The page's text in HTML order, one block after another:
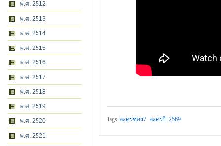
พ.ศ. 2512
พ.ศ. 2513
พ.ศ. 2514
พ.ศ. 2515
พ.ศ. 2516
พ.ศ. 2517
พ.ศ. 2518
พ.ศ. 2519
พ.ศ. 2520
พ.ศ. 2521
Tags ละครช่อง7, ละครปี 2569